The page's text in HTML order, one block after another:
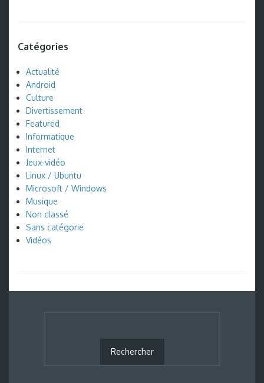
Catégories
Actualité
Android
Culture
Divertissement
Featured
Informatique
Internet
Jeux-vidéo
Linux / Ubuntu
Microsoft / Windows
Musique
Non classé
Sans catégorie
Vidéos